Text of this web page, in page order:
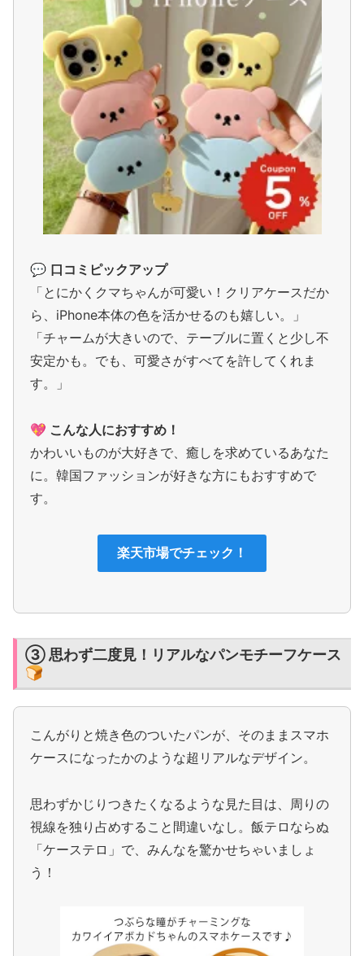
💬 口コミピックアップ
「とにかくクマちゃんが可愛い！クリアケースだか
ら、iPhone本体の色を活かせるのも嬉しい。」
「チャームが大きいので、テーブルに置くと少し不
安定かも。でも、可愛さがすべてを許してくれま
す。」
💖 こんな人におすすめ！
かわいいものが大好きで、癒しを求めているあなた
に。韓国ファッションが好きな方にもおすすめで
す。
楽天市場でチェック！
③ 思わず二度見！リアルなパンモチーフケース
🍞
こんがりと焼き色のついたパンが、そのままスマホ
ケースになったかのような超リアルなデザイン。
思わずかじりつきたくなるような見た目は、周りの
視線を独り占めすること間違いなし。飯テロならぬ
「ケーステロ」で、みんなを驚かせちゃいましょ
う！